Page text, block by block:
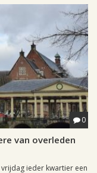
0
van overleden
ieder kwartier een